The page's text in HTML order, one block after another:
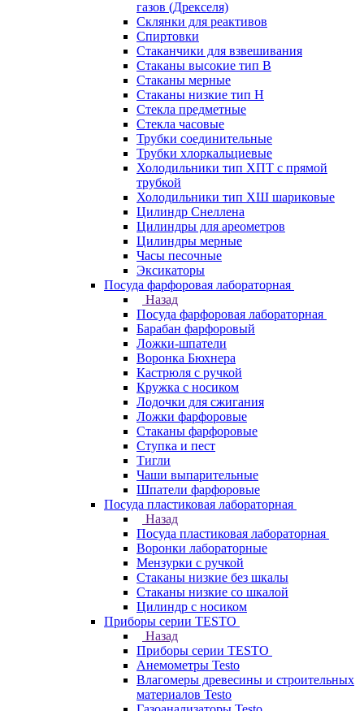
газов (Дрекселя)
Склянки для реактивов
Спиртовки
Стаканчики для взвешивания
Стаканы высокие тип В
Стаканы мерные
Стаканы низкие тип Н
Стекла предметные
Стекла часовые
Трубки соединительные
Трубки хлоркальциевые
Холодильники тип ХПТ с прямой
трубкой
Холодильники тип ХШ шариковые
Цилиндр Снеллена
Цилиндры для ареометров
Цилиндры мерные
Часы песочные
Эксикаторы
Посуда фарфоровая лабораторная
Назад
Посуда фарфоровая лабораторная
Барабан фарфоровый
Ложки-шпатели
Воронка Бюхнера
Кастрюля с ручкой
Кружка с носиком
Лодочки для сжигания
Ложки фарфоровые
Стаканы фарфоровые
Ступка и пест
Тигли
Чаши выпарительные
Шпатели фарфоровые
Посуда пластиковая лабораторная
Назад
Посуда пластиковая лабораторная
Воронки лабораторные
Мензурки с ручкой
Стаканы низкие без шкалы
Стаканы низкие со шкалой
Цилиндр с носиком
Приборы серии TESTO
Назад
Приборы серии TESTO
Анемометры Testo
Влагомеры древесины и строительных
материалов Testo